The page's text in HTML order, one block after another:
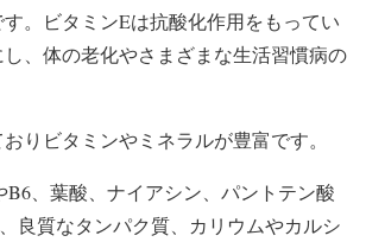
。ビタミンEは抗酸化作用をもってい
、体の老化やさまざまな生活習慣病の
りビタミンやミネラルが豊富です。
B6、葉酸、ナイアシン、パントテン酸
良質なタンパク質、カリウムやカルシ